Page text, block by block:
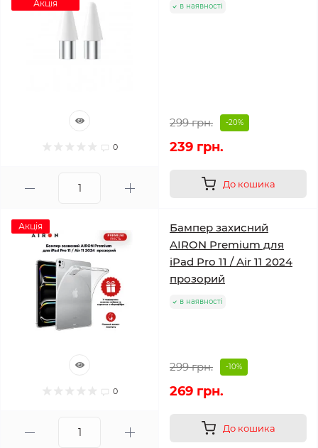
Акція
0
в наявності
299 грн. -20%
239 грн.
До кошика
Акція
0
Бампер захисний
AIRON Premium для
iPad Pro 11 / Air 11 2024
прозорий
в наявності
299 грн. -10%
269 грн.
До кошика